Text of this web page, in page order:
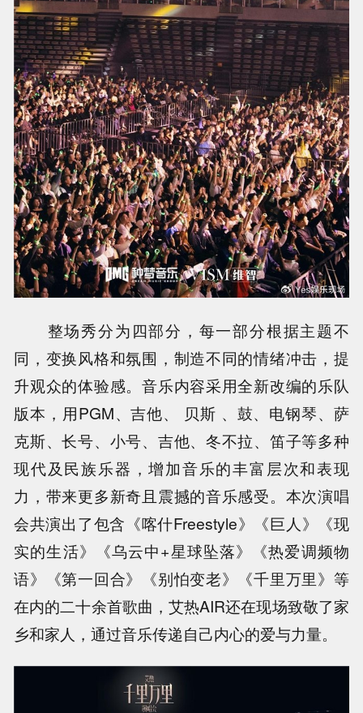
整场秀分为四部分，每一部分根据主题不
同，变换风格和氛围，制造不同的情绪冲击，提
升观众的体验感。音乐内容采用全新改编的乐队
版本，用PGM、吉他、 贝斯 、鼓、电钢琴、萨
克斯、长号、小号、吉他、冬不拉、笛子等多种
现代及民族乐器，增加音乐的丰富层次和表现
力，带来更多新奇且震撼的音乐感受。本次演唱
会共演出了包含《喀什Freestyle》《巨人》《现
实的生活》《乌云中+星球坠落》《热爱调频物
语》《第一回合》《别怕变老》《千里万里》等
在内的二十余首歌曲，艾热AIR还在现场致敬了家
乡和家人，通过音乐传递自己内心的爱与力量。